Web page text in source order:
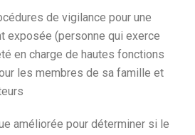
de vigilance pour une
exposée (personne qui exerce
en charge de hautes fonctions
les membres de sa famille et
améliorée pour déterminer si le